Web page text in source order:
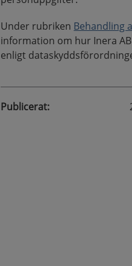
Under rubriken Behandling
information om hur Inera
enligt
Publicerat: